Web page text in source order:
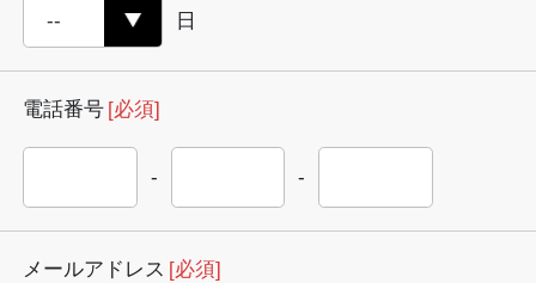
日
電話番号 [必須]
- -
メールアドレス [必須]